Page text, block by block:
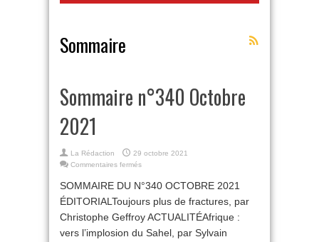
Sommaire
Sommaire n°340 Octobre
2021
La Rédaction
29 octobre 2021
Commentaires fermés
n°340
Octobre
2021
SOMMAIRE DU N°340 OCTOBRE 2021
ÉDITORIALToujours plus de fractures, par
Christophe Geffroy ACTUALITÉAfrique :
vers l’implosion du Sahel, par Sylvain